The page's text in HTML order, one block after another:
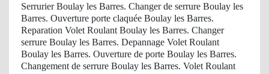
Serrurier Boulay les Barres. Changer de serrure Boulay les
Barres. Ouverture porte claquée Boulay les Barres.
Reparation Volet Roulant Boulay les Barres. Changer
serrure Boulay les Barres. Depannage Volet Roulant
Boulay les Barres. Ouverture de porte Boulay les Barres.
Changement de serrure Boulay les Barres. Volet Roulant